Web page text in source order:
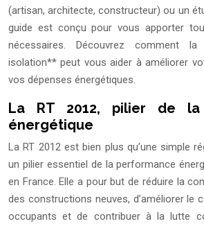
(artisan, architecte, constructeur) ou un
guide est conçu pour vous apporter
nécessaires. Découvrez comment
isolation** peut vous aider à améliorer
vos dépenses énergétiques.
La RT 2012, pilier de la
énergétique
La RT 2012 est bien plus qu’une simple
un pilier essentiel de la performance
en France. Elle a pour but de réduire la
des constructions neuves, d’améliorer le
occupants et de contribuer à la lutte